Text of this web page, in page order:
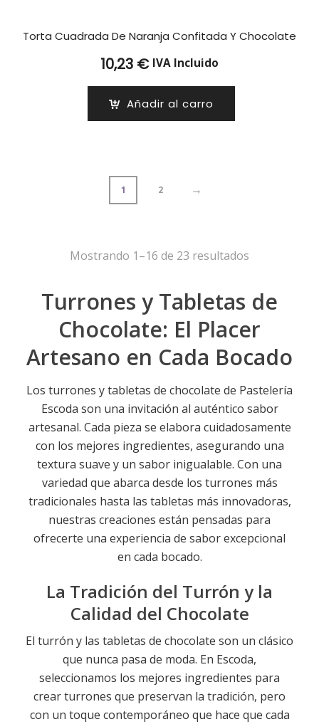
Turrones y Tabletas de
Chocolate: El Placer
Artesano en Cada Bocado
Los turrones y tabletas de chocolate de Pastelería
Escoda son una invitación al auténtico sabor
artesanal. Cada pieza se elabora cuidadosamente
con los mejores ingredientes, asegurando una
textura suave y un sabor inigualable. Con una
variedad que abarca desde los turrones más
tradicionales hasta las tabletas más innovadoras,
nuestras creaciones están pensadas para
ofrecerte una experiencia de sabor excepcional
en cada bocado.
La Tradición del Turrón y la
Calidad del Chocolate
El turrón y las tabletas de chocolate son un clásico
que nunca pasa de moda. En Escoda,
seleccionamos los mejores ingredientes para
crear turrones que preservan la tradición, pero
con un toque contemporáneo que hace que cada
Torta Cuadrada De Naranja Confitada Y Chocolate
10,23 € IVA Incluido
Añadir al carro
1 2 →
Mostrando 1–16 de 23 resultados